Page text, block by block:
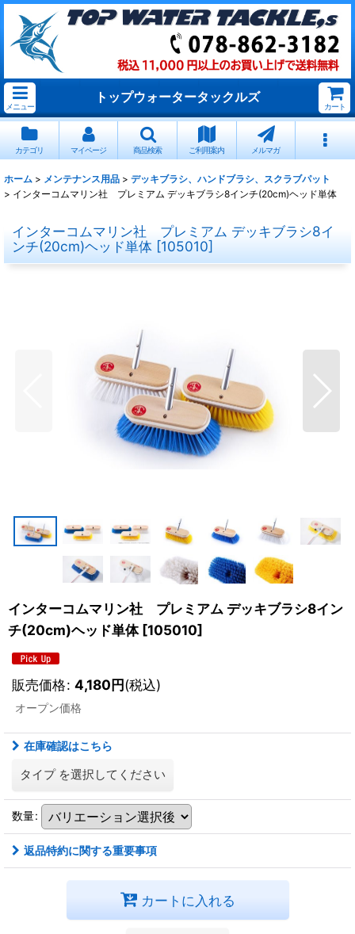
メニュー
トップウォータータックルズ
カート
カテゴリ マイページ 商品検索 ご利用案内 メルマガ
ホーム > メンテナンス用品 > デッキブラシ、ハンドブラシ、スクラブパット
> インターコムマリン社 プレミアム デッキブラシ8インチ(20cm)ヘッド単体
インターコムマリン社 プレミアム デッキブラシ8イ
ンチ(20cm)ヘッド単体 [105010]
インターコムマリン社 プレミアム デッキブラシ8イン
チ(20cm)ヘッド単体 [105010]
販売価格: 4,180円(税込)
オープン価格
在庫確認はこちら
タイプ を選択してください
数量:
返品特約に関する重要事項
カートに入れる